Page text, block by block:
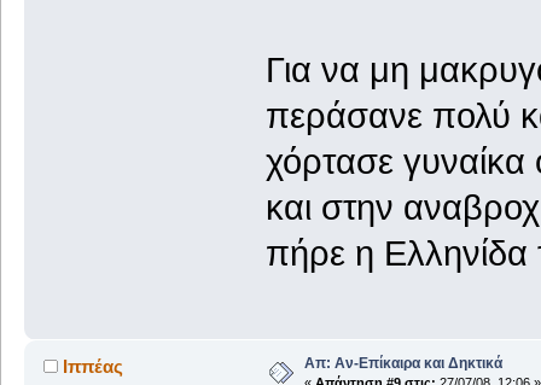
Για να μη
περάσανε πολύ
χόρτασε γυναίκα
και στην
πήρε η Ελληνίδα
Ιππέας Απ: Αν-Επίκαιρα και Δηκτικά